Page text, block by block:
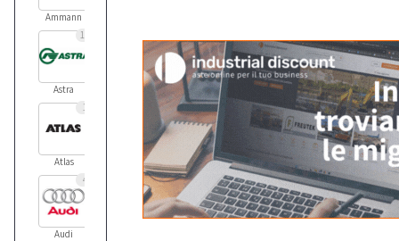
Ammann
11
Astra
1
Atlas
4
Audi